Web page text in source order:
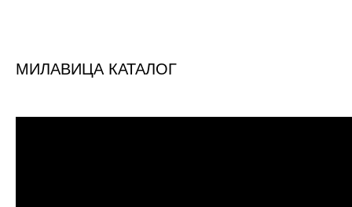
МИЛАВИЦА КАТАЛОГ